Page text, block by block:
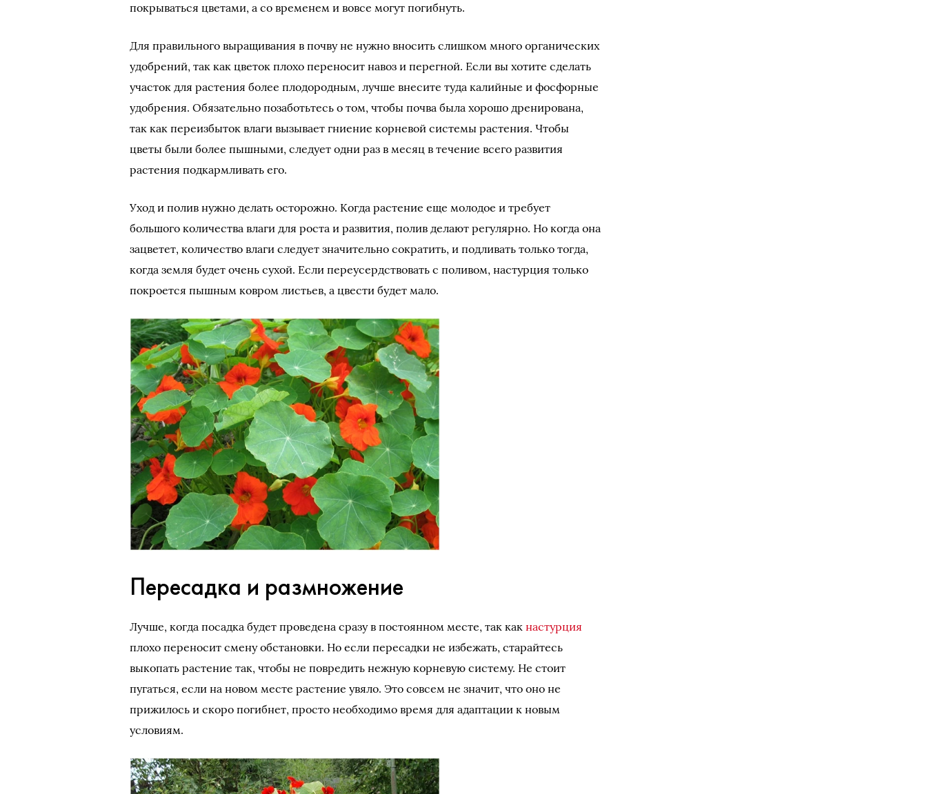
покрываться цветами, а со временем и вовсе могут погибнуть.
Для правильного выращивания в почву не нужно вносить слишком много органических
удобрений, так как цветок плохо переносит навоз и перегной. Если вы хотите сделать
участок для растения более плодородным, лучше внесите туда калийные и фосфорные
удобрения. Обязательно позаботьтесь о том, чтобы почва была хорошо дренирована,
так как переизбыток влаги вызывает гниение корневой системы растения. Чтобы
цветы были более пышными, следует одни раз в месяц в течение всего развития
растения подкармливать его.
Уход и полив нужно делать осторожно. Когда растение еще молодое и требует
большого количества влаги для роста и развития, полив делают регулярно. Но когда она
зацветет, количество влаги следует значительно сократить, и подливать только тогда,
когда земля будет очень сухой. Если переусердствовать с поливом, настурция только
покроется пышным ковром листьев, а цвести будет мало.
Пересадка и размножение
Лучше, когда посадка будет проведена сразу в постоянном месте, так какнастурция
плохо переносит смену обстановки. Но если пересадки не избежать, старайтесь
выкопать растение так, чтобы не повредить нежную корневую систему. Не стоит
пугаться, если на новом месте растение увяло. Это совсем не значит, что оно не
прижилось и скоро погибнет, просто необходимо время для адаптации к новым
условиям.